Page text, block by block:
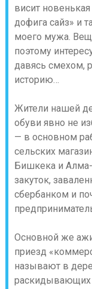
висит
дофига сайз» и
моего мужа.
поэтому
давясь смехом,
историю…
Жители нашей
обуви явно не
— в основном
сельских
Бишкека и
закуток,
сбербанком и
Основной же
приезд
называют в
раскидывающих